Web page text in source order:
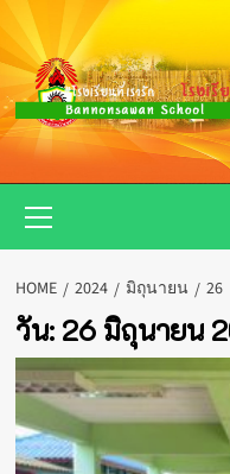
Skip
content
Menu
HOME 2024 มิถุนายน 26
วัน: 26 มิถุนายน